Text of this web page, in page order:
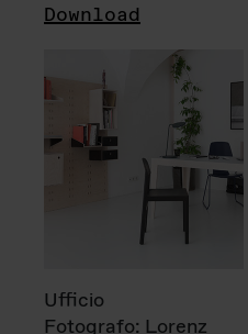
Download
Ufficio
Fotografo: Lorenz